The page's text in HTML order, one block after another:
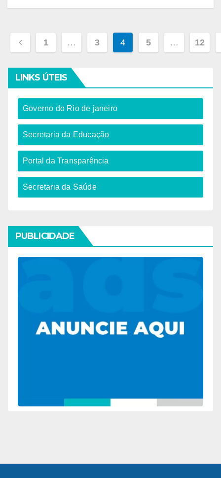
1 … 3 4 5 … 12
LINKS ÚTEIS
Governo do Rio de janeiro​
Secretaria da Educação​
Portal da Transparência
Secretaria da Saúde
PUBLICIDADE